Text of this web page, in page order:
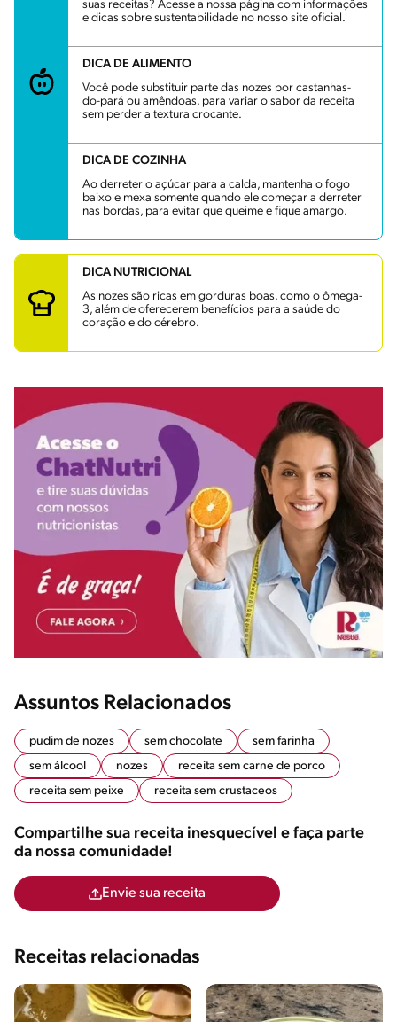
suas receitas? Acesse a nossa página com informações
e dicas sobre sustentabilidade no nosso site oficial.
DICA DE ALIMENTO
Você pode substituir parte das nozes por castanhas-
do-pará ou amêndoas, para variar o sabor da receita
sem perder a textura crocante.
DICA DE COZINHA
Ao derreter o açúcar para a calda, mantenha o fogo
baixo e mexa somente quando ele começar a derreter
nas bordas, para evitar que queime e fique amargo.
DICA NUTRICIONAL
As nozes são ricas em gorduras boas, como o ômega-
3, além de oferecerem benefícios para a saúde do
coração e do cérebro.
Assuntos Relacionados
pudim de nozes sem chocolate
sem farinha
sem álcool
nozes
receita sem carne de porco
receita sem peixe
receita sem crustaceos
Compartilhe sua receita inesquecível e faça parte
da nossa comunidade!
Envie sua receita
Receitas relacionadas